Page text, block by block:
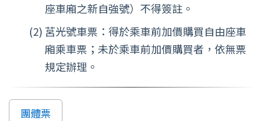
座車廂之新自強號）不得簽註。
莒光號車票：得於乘車前加價購買自由座車
廂乘車票；未於乘車前加價購買者，依無票
規定辦理。
團體票